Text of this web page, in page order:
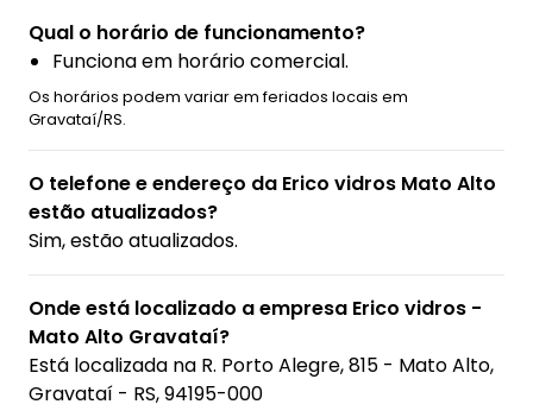
Qual o horário de funcionamento?
Funciona em horário comercial.
Os horários podem variar em feriados locais em
Gravataí/RS.
O telefone e endereço da Erico vidros Mato Alto
estão atualizados?
Sim, estão atualizados.
Onde está localizado a empresa Erico vidros -
Mato Alto Gravataí?
Está localizada na R. Porto Alegre, 815 - Mato Alto,
Gravataí - RS, 94195-000